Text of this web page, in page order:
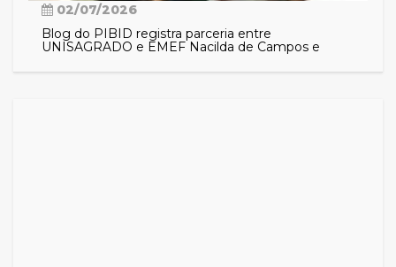
02/07/2026
Blog do PIBID registra parceria entre
UNISAGRADO e EMEF Nacilda de Campos e